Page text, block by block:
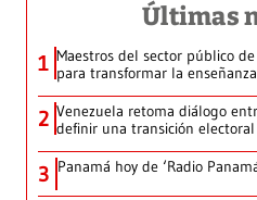
Últimas
1 Maestros del sector público
para transformar la enseñanza
2 Venezuela retoma diálogo
definir una transición electoral
3 Panamá hoy de ‘Radio